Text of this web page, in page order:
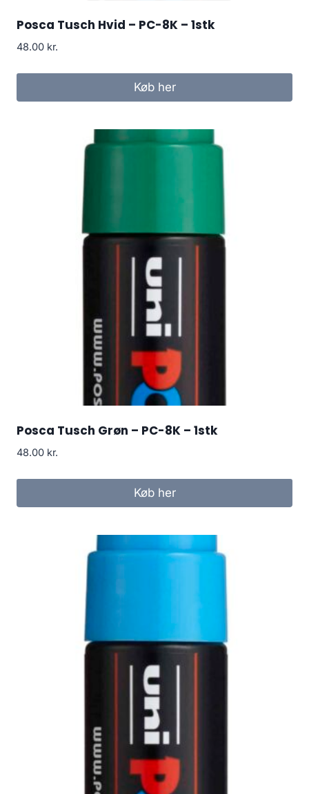
Posca Tusch Hvid – PC-8K – 1stk
48.00 kr.
Køb her
Posca Tusch Grøn – PC-8K – 1stk
48.00 kr.
Køb her